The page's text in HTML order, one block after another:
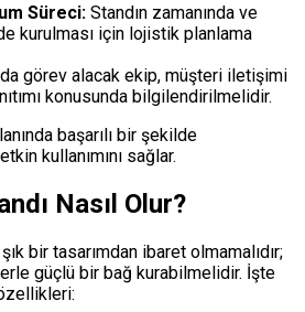
Süreci: Standın zamanında ve
kurulması için lojistik planlama
görev alacak ekip, müşteri iletişimi
konusunda bilgilendirilmelidir.
başarılı bir şekilde
kullanımını sağlar.
Nasıl Olur?
bir tasarımdan ibaret olmamalıdır;
güçlü bir bağ kurabilmelidir. İşte